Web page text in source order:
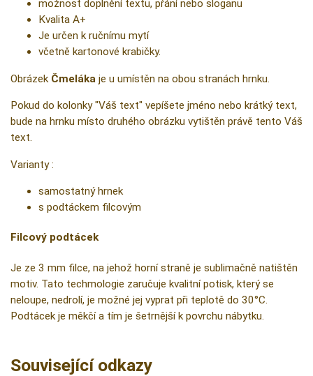
možnost doplnění textu, přání nebo sloganu
Kvalita A+
Je určen k ručnímu mytí
včetně kartonové krabičky.
Obrázek Čmeláka je u umístěn na obou stranách hrnku.
Pokud do kolonky "Váš text" vepíšete jméno nebo krátký text,
bude na hrnku místo druhého obrázku vytištěn právě tento Váš
text.
Varianty :
samostatný hrnek
s podtáckem filcovým
Filcový podtácek
Je ze 3 mm filce, na jehož horní straně je sublimačně natištěn
motiv. Tato techmologie zaručuje kvalitní potisk, který se
neloupe, nedrolí, je možné jej vyprat při teplotě do 30°C.
Podtácek je měkčí a tím je šetrnější k povrchu nábytku.
Související odkazy